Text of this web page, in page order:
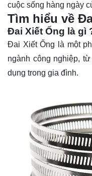
cuộc sống hàng ngày
Tìm hiểu về
Đai Xiết Ống là gì
Đai Xiết Ống là một
ngành công nghiệp,
dụng trong gia đình.